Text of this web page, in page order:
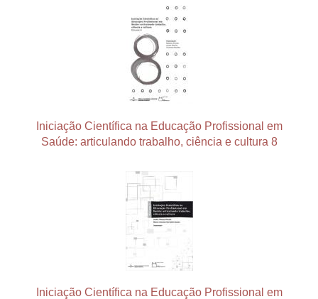
Iniciação Científica na Educação Profissional em
Saúde: articulando trabalho, ciência e cultura 8
Iniciação Científica na Educação Profissional em